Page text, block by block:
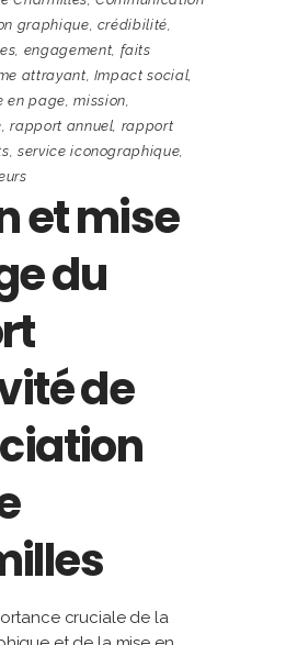
graphique crédibilité
engagement faits
attrayant Impact social
en page ,mission
,rapport annuel rapport
service iconographique
et mise
du
de
cruciale de la